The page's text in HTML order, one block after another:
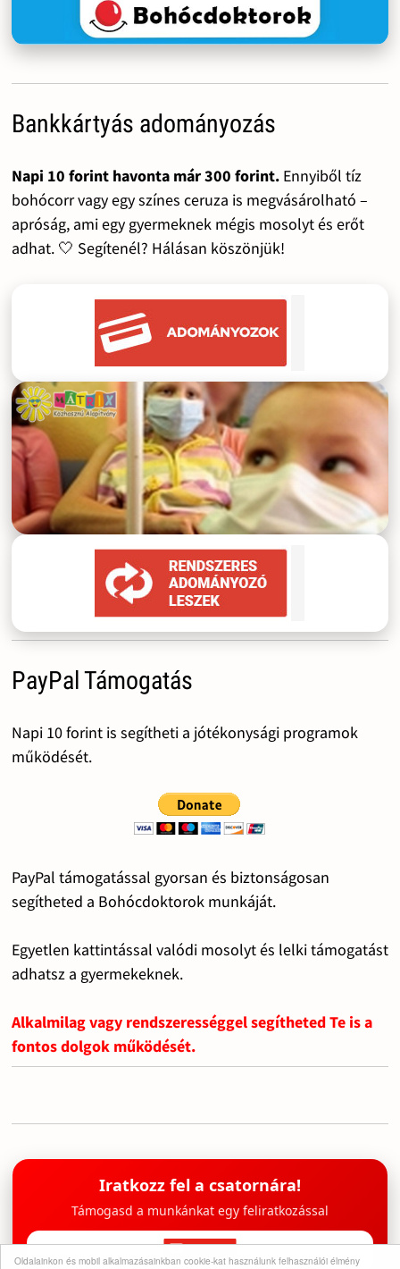
Oldalainkon és mobil alkalmazásainkban cookie-kat használunk felhasználói élmény
Bankkártyás adományozás
Napi 10 forint havonta már 300 forint.Ennyiből tíz
bohócorr vagy egy színes ceruza is megvásárolható –
apróság, ami egy gyermeknek mégis mosolyt és erőt
adhat. 🤍 Segítenél? Hálásan köszönjük!
PayPal Támogatás
Napi 10 forint is segítheti a jótékonysági programok
működését.
PayPal támogatással gyorsan és biztonságosan
segítheted a Bohócdoktorok munkáját.
Egyetlen kattintással valódi mosolyt és lelki támogatást
adhatsz a gyermekeknek.
Alkalmilag vagy rendszerességgel segítheted Te is a
fontos dolgok működését.
Iratkozz fel a csatornára!
Támogasd a munkánkat egy feliratkozással